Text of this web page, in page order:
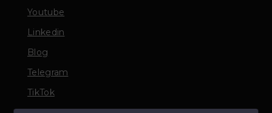
Youtube
Linkedin
Blog
Telegram
TikTok